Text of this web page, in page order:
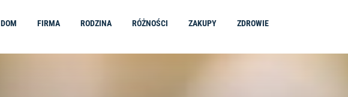
DOM FIRMA RODZINA RÓŻNOŚCI ZAKUPY ZDROWIE